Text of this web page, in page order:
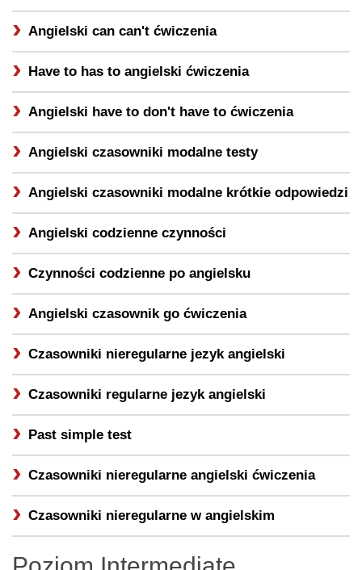
Angielski can can't ćwiczenia
Have to has to angielski ćwiczenia
Angielski have to don't have to ćwiczenia
Angielski czasowniki modalne testy
Angielski czasowniki modalne krótkie odpowiedzi
Angielski codzienne czynności
Czynności codzienne po angielsku
Angielski czasownik go ćwiczenia
Czasowniki nieregularne jezyk angielski
Czasowniki regularne jezyk angielski
Past simple test
Czasowniki nieregularne angielski ćwiczenia
Czasowniki nieregularne w angielskim